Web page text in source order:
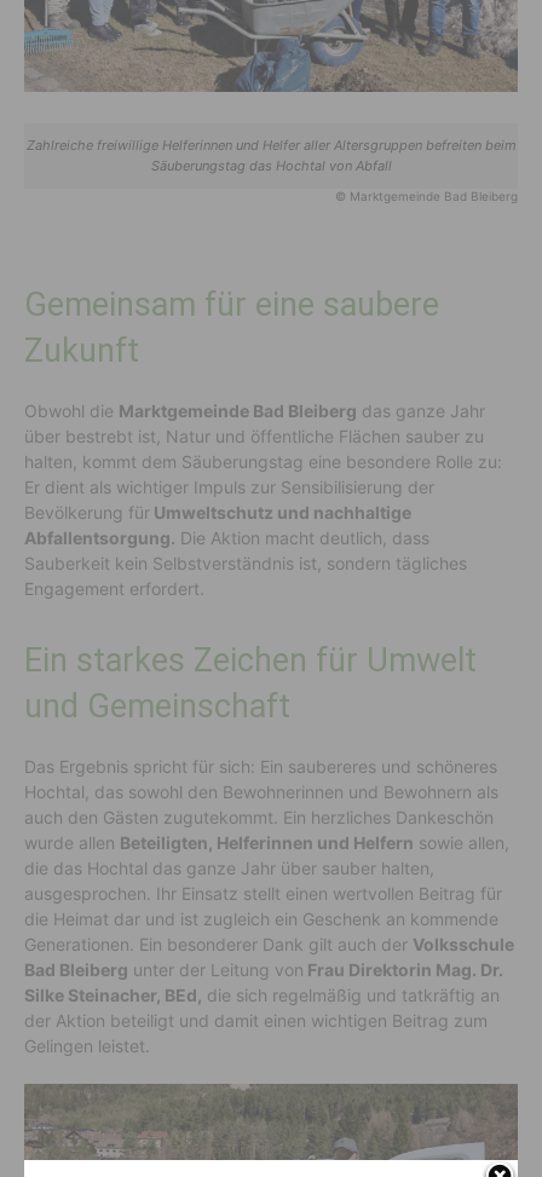
Zahlreiche freiwillige Helferinnen und Helfer aller Altersgruppen befreiten beim
Säuberungstag das Hochtal von Abfall
© Marktgemeinde Bad Bleiberg
Gemeinsam für eine saubere
Zukunft
Obwohl die Marktgemeinde Bad Bleiberg das ganze Jahr
über bestrebt ist, Natur und öffentliche Flächen sauber zu
halten, kommt dem Säuberungstag eine besondere Rolle zu:
Er dient als wichtiger Impuls zur Sensibilisierung der
Bevölkerung für Umweltschutz und nachhaltige
Abfallentsorgung. Die Aktion macht deutlich, dass
Sauberkeit kein Selbstverständnis ist, sondern tägliches
Engagement erfordert.
Ein starkes Zeichen für Umwelt
und Gemeinschaft
Das Ergebnis spricht für sich: Ein saubereres und schöneres
Hochtal, das sowohl den Bewohnerinnen und Bewohnern als
auch den Gästen zugutekommt. Ein herzliches Dankeschön
wurde allen Beteiligten, Helferinnen und Helfern sowie allen,
die das Hochtal das ganze Jahr über sauber halten,
ausgesprochen. Ihr Einsatz stellt einen wertvollen Beitrag für
die Heimat dar und ist zugleich ein Geschenk an kommende
Generationen. Ein besonderer Dank gilt auch der Volksschule
Bad Bleiberg unter der Leitung von Frau Direktorin Mag. Dr.
Silke Steinacher, BEd, die sich regelmäßig und tatkräftig an
der Aktion beteiligt und damit einen wichtigen Beitrag zum
Gelingen leistet.